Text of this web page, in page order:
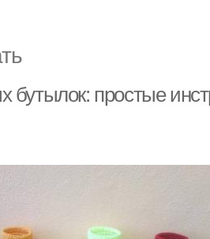
бутылок: простые